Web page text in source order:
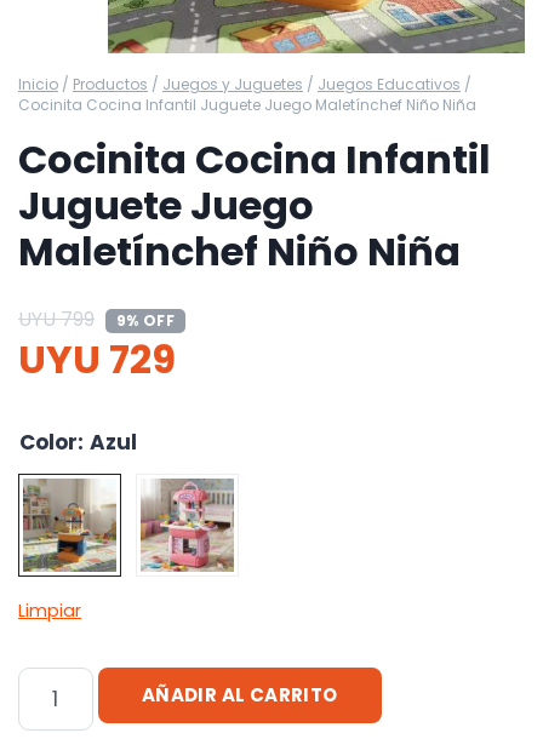
Inicio / Productos / Juegos y Juguetes / Juegos Educativos /
Cocinita Cocina Infantil Juguete Juego Maletínchef Niño Niña
Cocinita Cocina Infantil
Juguete Juego
Maletínchef Niño Niña
UYU799 9% OFF
UYU 729
Color: Azul
Limpiar
Cocinita
Cocina
AÑADIR AL CARRITO